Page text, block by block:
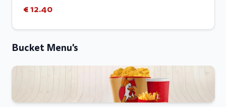
€ 12.40
Bucket Menu's